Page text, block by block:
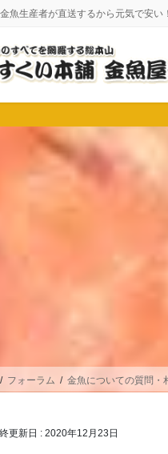
魚生産者が直送するから元気で安い！
フォーラム 金魚についての質問・
更新日 :2020年12月23日